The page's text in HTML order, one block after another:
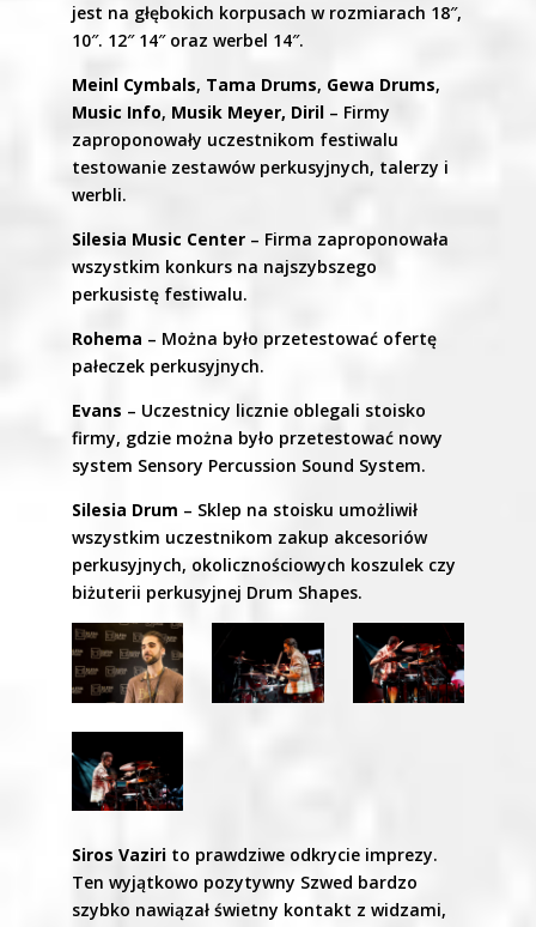
jest na głębokich korpusach w rozmiarach 18″,
10″. 12″ 14″ oraz werbel 14″.
Meinl Cymbals, Tama Drums, Gewa Drums,
Music Info, Musik Meyer, Diril– Firmy
zaproponowały uczestnikom festiwalu
testowanie zestawów perkusyjnych, talerzy i
werbli.
Silesia Music Center– Firma zaproponowała
wszystkim konkurs na najszybszego
perkusistę festiwalu.
Rohema – Można było przetestować ofertę
pałeczek perkusyjnych.
Evans – Uczestnicy licznie oblegali stoisko
firmy, gdzie można było przetestować nowy
system Sensory Percussion Sound System.
Silesia Drum – Sklep na stoisku umożliwił
wszystkim uczestnikom zakup akcesoriów
perkusyjnych, okolicznościowych koszulek czy
biżuterii perkusyjnej Drum Shapes.
Siros Vazirito prawdziwe odkrycie imprezy.
Ten wyjątkowo pozytywny Szwed bardzo
szybko nawiązał świetny kontakt z widzami,